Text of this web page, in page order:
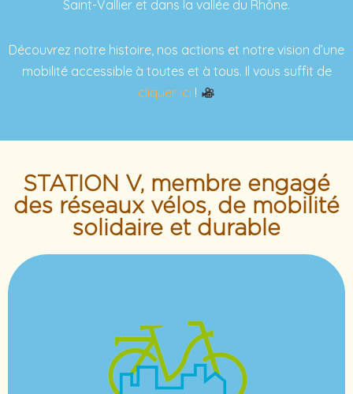
Saint-Vallier et dans la vallée du Rhône.
Découvrez notre histoire, nos actions et notre vision d’une
mobilité accessible à toutes et à tous. Il vous suffit de
cliquer ici !
STATION V, membre engagé
des réseaux vélos, de mobilité
solidaire et durable